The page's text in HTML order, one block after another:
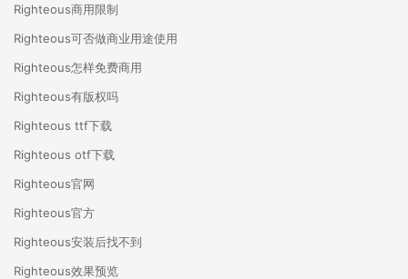
Righteous商用限制
Righteous可否做商业用途使用
Righteous怎样免费商用
Righteous有版权吗
Righteous ttf下载
Righteous otf下载
Righteous官网
Righteous官方
Righteous安装后找不到
Righteous效果预览